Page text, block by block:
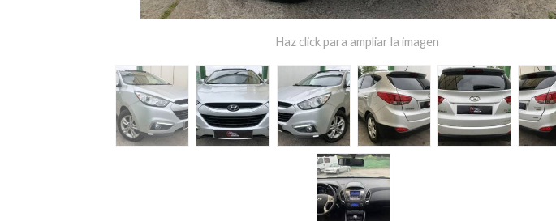
Haz click para ampliar la imagen